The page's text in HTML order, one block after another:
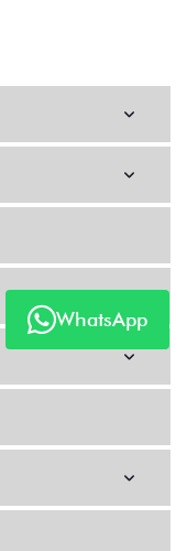
WhatsApp